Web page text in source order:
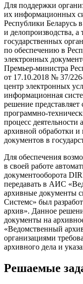
Для поддержки
их информационных
Республики Беларусь
и делопроизводства,
государственных
по обеспечению в
электронных
Премьер-министра
от 17.10.2018 № 37/
центр электронных
информационная
решение
программно-
процесс
архивной обработки и
документов в
Для обеспечения
в своей работе
документооборота
передавать в АИС
архивные документы
Системс» был
архив». Данное
документы на
«Ведомственный
организациями
архивного дела и
Решаемые